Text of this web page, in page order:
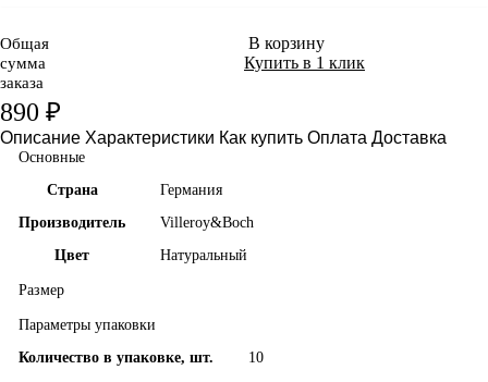
Общая
сумма
заказа
890 ₽
В корзину
Купить в 1 клик
Описание Характеристики Как купить Оплата Доставка
Основные
Страна
Германия
Производитель
Villeroy&Boch
Цвет
Натуральный
Размер
Параметры упаковки
Количество в упаковке, шт.
10